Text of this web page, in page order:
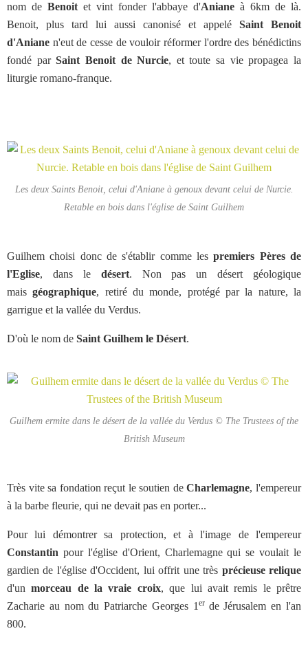
nom de Benoit et vint fonder l'abbaye d'Aniane à 6km de là.
Benoit, plus tard lui aussi canonisé et appelé Saint Benoit
d'Aniane n'eut de cesse de vouloir réformer l'ordre des bénédictins
fondé parSaint Benoit de Nurcie, et toute sa vie propagea la
liturgie romano-franque.
Les deux Saints Benoit, celui d'Aniane à genoux devant celui de Nurcie.
Retable en bois dans l'église de Saint Guilhem
Guilhem choisi donc de s'établir comme lespremiers Pères de
l'Eglise, dans le désert. Non pas un désert géologique
maisgéographique, retiré du monde, protégé par la nature, la
garrigue et la vallée du Verdus.
D'où le nom de Saint Guilhem le Désert.
Guilhem ermite dans le désert de la vallée du Verdus © The Trustees of the
British Museum
Très vite sa fondation reçut le soutien deCharlemagne, l'empereur
à la barbe fleurie, qui ne devait pas en porter...
Pour lui démontrer sa protection, et à l'image de l'empereur
Constantin pour l'église d'Orient, Charlemagne qui se voulait le
gardien de l'église d'Occident, lui offrit une très précieuse relique
d'unmorceau de la vraie croix, que lui avait remis le prêtre
Zacharie au nom du Patriarche Georges 1 er de Jérusalem en l'an
800.